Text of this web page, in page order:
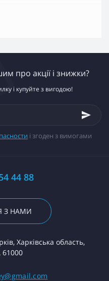
про акції і знижки?
і купуйте з вигодою!
і згоден з вимогами
44 88
З НАМИ
Харківська область,
61000